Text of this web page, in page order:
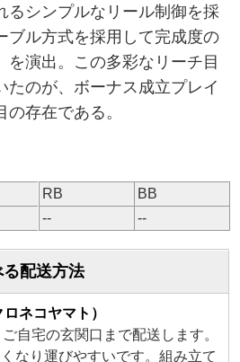
るシンプルなリール制御を採
ブル方式を採用して完成度の
を演出。この多彩なリーチ目
たのが、ボーナス成立プレイ
存在である。
RB
BB
-- --
配送方法
ネコヤマト）
自宅の玄関口まで配送します。
なり運びやすいです。組み立て